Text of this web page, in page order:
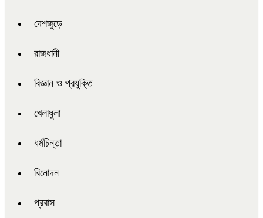
দেশজুড়ে
রাজধানী
বিজ্ঞান ও প্রযুক্তি
খেলাধুলা
ধর্মচিন্তা
বিনোদন
প্রবাস